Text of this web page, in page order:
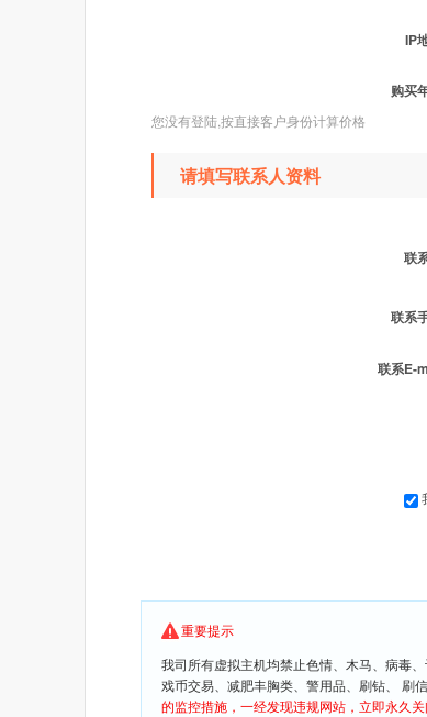
IP
购买
您没有登陆,按直接客户身份计算价格
请填写联系人资料
联
联系
联系E-
重要提示
我司所有虚拟主机均禁止色情、木马、病毒
戏币交易、减肥丰胸类、警用品、刷钻、 刷
的监控措施，一经发现违规网站，立即永久关